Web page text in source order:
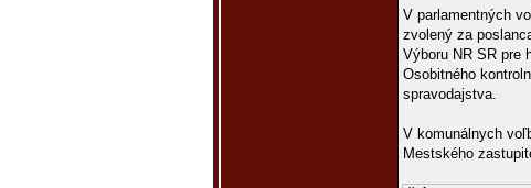
V parlamentných
zvolený za
Výboru NR SR pre
Osobitného
spravodajstva.
V komunálnych
Mestského